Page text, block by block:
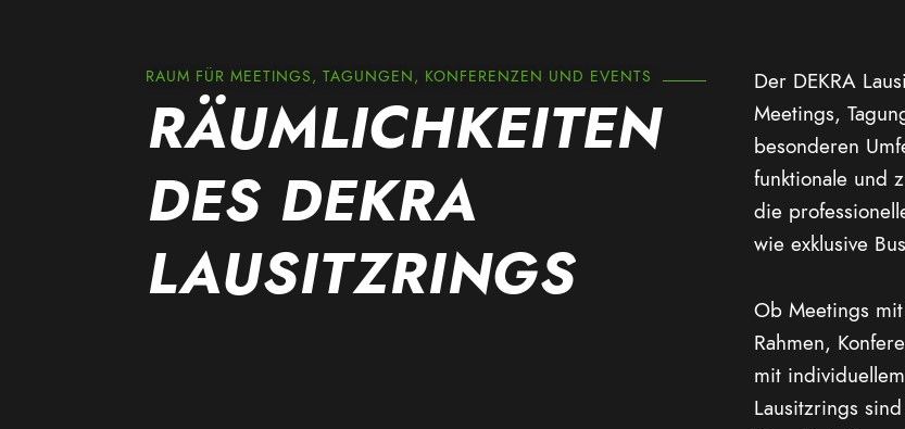
RAUM FÜR MEETINGS, TAGUNGEN, KONFERENZEN UND EVENTS
RÄUMLICHKEITEN
DES DEKRA
LAUSITZRINGS
Der DEKRA
Meetings,
besonderen
funktionale und
die
wie exklusive
Ob Meetings
Rahmen,
mit
Lausitzrings